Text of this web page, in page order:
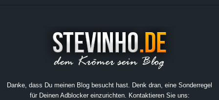
Danke, dass Du meinen Blog besucht hast. Denk dran, eine Sonderregel
für Deinen Adblocker einzurichten. Kontaktieren Sie uns: